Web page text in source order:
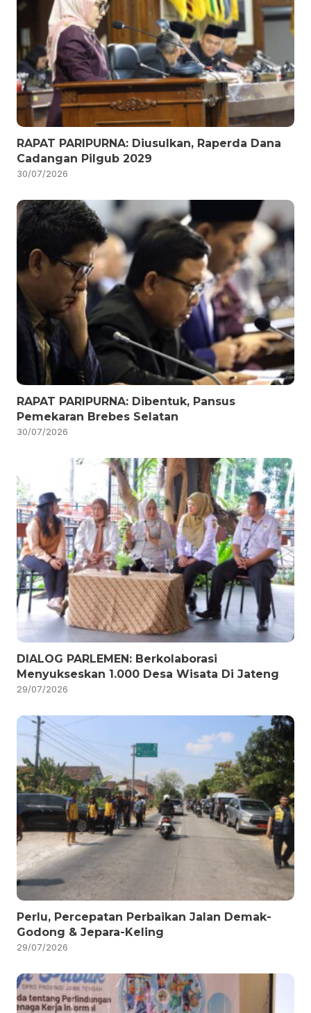
RAPAT PARIPURNA: Diusulkan, Raperda Dana
Cadangan Pilgub 2029
30/07/2026
RAPAT PARIPURNA: Dibentuk, Pansus
Pemekaran Brebes Selatan
30/07/2026
DIALOG PARLEMEN: Berkolaborasi
Menyukseskan 1.000 Desa Wisata Di Jateng
29/07/2026
Perlu, Percepatan Perbaikan Jalan Demak-
Godong & Jepara-Keling
29/07/2026